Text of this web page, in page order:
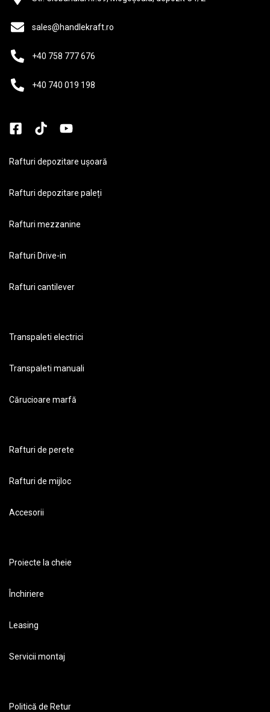
sales@handlekraft.ro
+40 758 777 676
+40 740 019 198
Rafturi depozitare ușoară
Rafturi depozitare paleți
Rafturi mezzanine
Rafturi Drive-in
Rafturi cantilever
Transpaleti electrici
Transpaleti manuali
Cărucioare marfă
Rafturi de perete
Rafturi de mijloc
Accesorii
Proiecte la cheie
Închiriere
Leasing
Servicii montaj
Politică de Retur